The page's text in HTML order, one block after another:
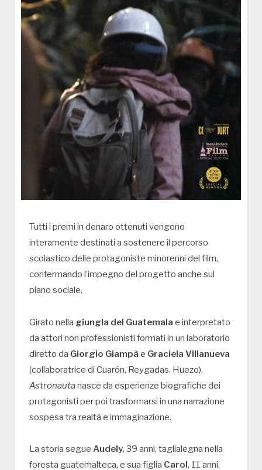
Tutti i premi in denaro ottenuti vengono
interamente destinati a sostenere il percorso
scolastico delle protagoniste minorenni del film,
confermando l’impegno del progetto anche sul
piano sociale.
Girato nella giungla del Guatemala e interpretato
da attori non professionisti formati in un laboratorio
diretto da Giorgio Giampà e Graciela Villanueva
(collaboratrice di Cuarón, Reygadas, Huezo),
Astronautanasce da esperienze biografiche dei
protagonisti per poi trasformarsi in una narrazione
sospesa tra realtà e immaginazione.
La storia segue Audely, 39 anni, taglialegna nella
foresta guatemalteca, e sua figlia Carol , 11 anni,